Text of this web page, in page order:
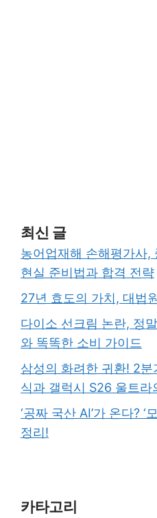
최신 글
농어업재해 손해평가사,
현실 준비법과 합격 전략
27년 효도의 가치, 대법
다이소 선크림 논란, 정
와 똑똑한 소비 가이드
삼성의 화려한 귀환! 2
식과 갤럭시 S26 울트라
‘공짜 국산 AI’가 온다? ‘
정리!
카타고리